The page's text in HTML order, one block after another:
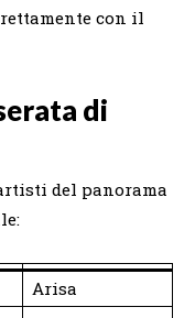
con il
di
del panorama
Arisa